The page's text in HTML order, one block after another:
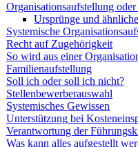
Organisationsaufstellung
Ursprünge und
Systemische
Recht auf Zugehörigkeit
So wird aus einer
Familienaufstellung
Soll ich oder soll ich nicht?
Stellenbewerberauswahl
Systemisches Gewissen
Unterstützung bei
Verantwortung der
Was kann alles aufgestellt